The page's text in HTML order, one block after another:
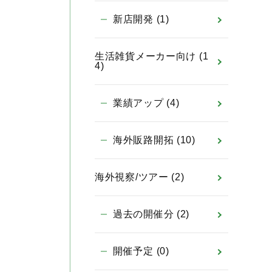
新店開発 (1)
生活雑貨メーカー向け (1
4)
業績アップ (4)
海外販路開拓 (10)
海外視察/ツアー (2)
過去の開催分 (2)
開催予定 (0)